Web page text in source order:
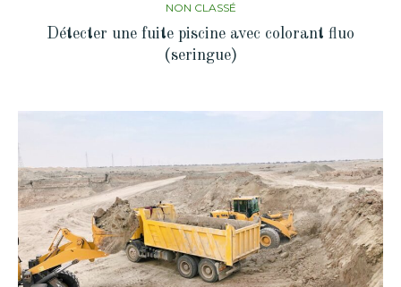
NON CLASSÉ
Détecter une fuite piscine avec colorant fluo
(seringue)